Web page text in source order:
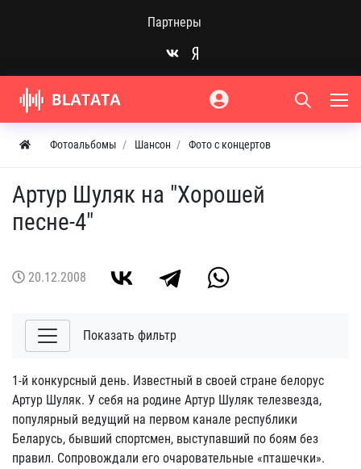
Партнеры
Фотоальбомы Шансон Фото с концертов
Артур Шуляк на "Хорошей
песне-4"
20.12.2008
Показать фильтр
1-й конкурсный день. Известный в своей стране белорус
Артур Шуляк. У себя на родине Артур Шуляк телезвезда,
популярный ведущий на первом канале республики
Беларусь, бывший спортсмен, выступавший по боям без
правил. Сопровождали его очаровательные «пташечки».